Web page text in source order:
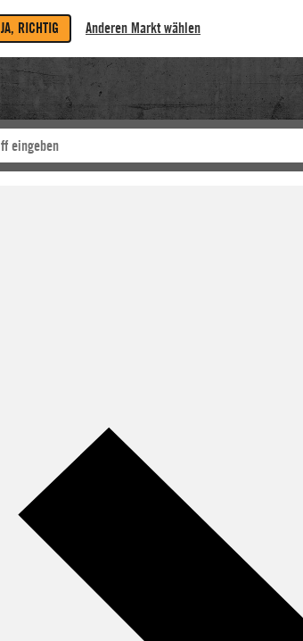
JA, RICHTIG Anderen Markt wählen